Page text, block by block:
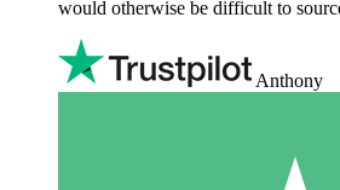
would otherwise be difficult to
Anthony